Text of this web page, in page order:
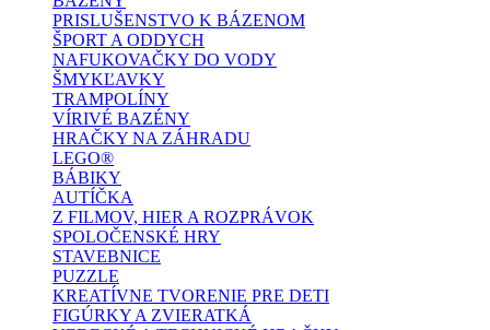
PRISLUŠENSTVO K BÁZENOM
ŠPORT A ODDYCH
NAFUKOVAČKY DO VODY
ŠMYKĽAVKY
TRAMPOLÍNY
VÍRIVÉ BAZÉNY
HRAČKY NA ZÁHRADU
LEGO®
BÁBIKY
AUTÍČKA
Z FILMOV, HIER A ROZPRÁVOK
SPOLOČENSKÉ HRY
STAVEBNICE
PUZZLE
KREATÍVNE TVORENIE PRE DETI
FIGÚRKY A ZVIERATKÁ